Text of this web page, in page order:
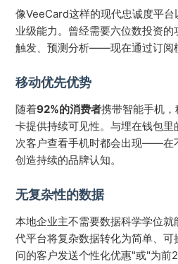
像VeeCard这样的现代忠诚度平
业级能力。曾经需要六位数投资
触发、预测分析——现在通过订阅
移动优先优势
随着92%的消费者携带智能手机
卡提供持续可见性。与埋在钱包
次客户查看手机时都会出现——在
创造持续的品牌认知。
无复杂性的数据
本地企业主不需要数据科学学位
代平台将复杂数据转化为简单、
问的客户发送个性化优惠"或"为前